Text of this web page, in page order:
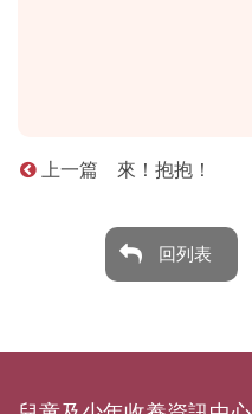
上一篇 來！抱抱！
回列表